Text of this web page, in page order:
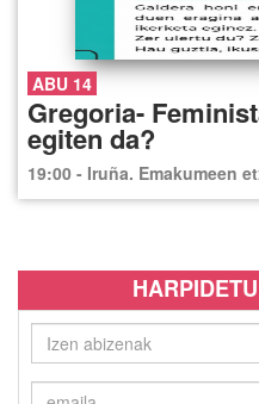
ABU 14
Gregoria-
egiten da?
19:00 - Iruña. Emakumeen